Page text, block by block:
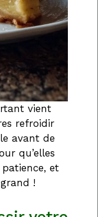
vient
refroidir
avant de
qu’elles
et
!